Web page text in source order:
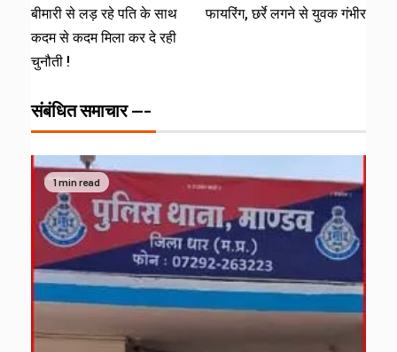
बीमारी से लड़ रहे पति के साथ
कदम से कदम मिला कर दे रही
चुनौती !
फायरिंग, छर्रे लगने से युवक गंभीर
संबंधित समाचार ---
1 min read